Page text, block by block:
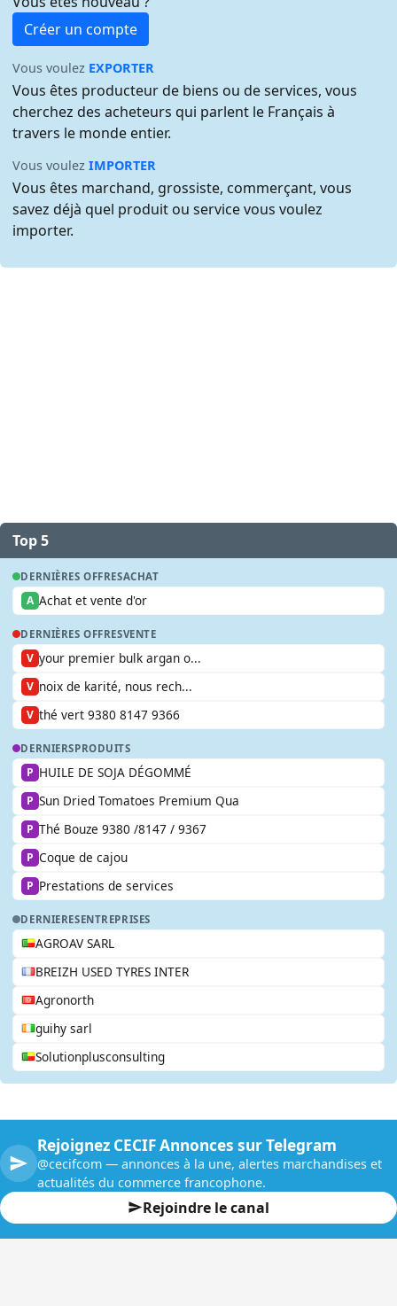
Créer un compte
Vous voulez EXPORTER
Vous êtes producteur de biens ou de services, vous
cherchez des acheteurs qui parlent le Français à
travers le monde entier.
Vous voulezIMPORTER
Vous êtes marchand, grossiste, commerçant, vous
savez déjà quel produit ou service vous voulez
importer.
Top 5
DERNIÈRES OFFRESACHAT
A Achat et vente d'or
DERNIÈRES OFFRESVENTE
V your premier bulk argan o...
V noix de karité, nous rech...
V thé vert 9380 8147 9366
DERNIERSPRODUITS
P HUILE DE SOJA DÉGOMMÉ
P Sun Dried Tomatoes Premium Qua
P Thé Bouze 9380 /8147 / 9367
P Coque de cajou
P Prestations de services
DERNIERESENTREPRISES
AGROAV SARL
BREIZH USED TYRES INTER
Agronorth
guihy sarl
Solutionplusconsulting
Rejoignez CECIF Annonces sur Telegram
@cecifcom — annonces à la une, alertes marchandises et
actualités du commerce francophone.
Rejoindre le canal